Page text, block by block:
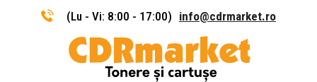
(Lu - Vi: 8:00 - 17:00) info@cdrmarket.ro